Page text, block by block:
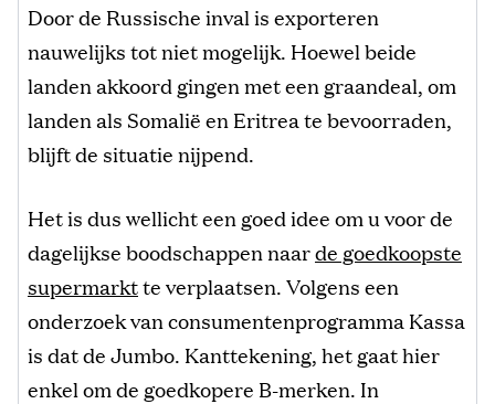
Door de Russische inval is exporteren
nauwelijks tot niet mogelijk. Hoewel beide
landen akkoord gingen met een graandeal, om
landen als Somalië en Eritrea te bevoorraden,
blijft de situatie nijpend.
Het is dus wellicht een goed idee om u voor de
dagelijkse boodschappen naarde goedkoopste
supermarktte verplaatsen. Volgens een
onderzoek van consumentenprogramma Kassa
is dat de Jumbo. Kanttekening, het gaat hier
enkel om de goedkopere B-merken. In